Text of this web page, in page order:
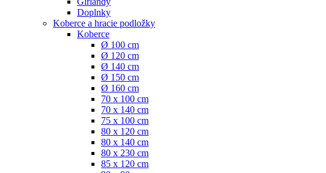
Doplnky
Koberce a hracie podložky
Koberce
Ø 100 cm
Ø 120 cm
Ø 140 cm
Ø 150 cm
Ø 160 cm
70 x 100 cm
70 x 140 cm
75 x 100 cm
80 x 120 cm
80 x 140 cm
80 x 230 cm
85 x 120 cm